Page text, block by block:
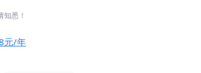
悉！
元/年